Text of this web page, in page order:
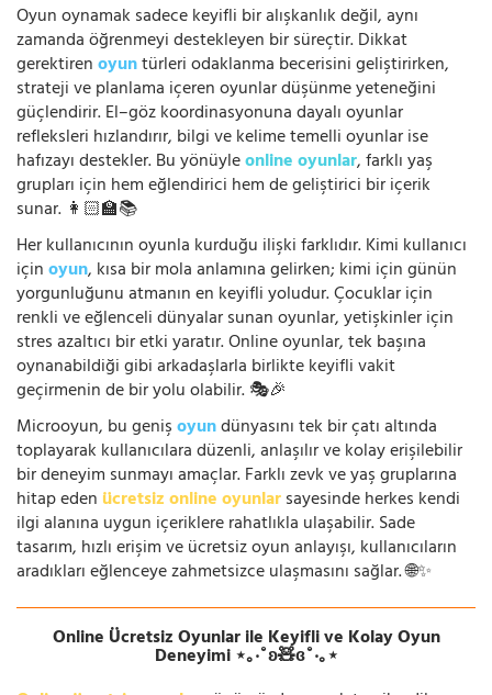
Oyun oynamak sadece keyifli bir alışkanlık değil, aynı
zamanda öğrenmeyi destekleyen bir süreçtir. Dikkat
gerektirenoyuntürleri odaklanma becerisini geliştirirken,
strateji ve planlama içeren oyunlar düşünme yeteneğini
güçlendirir. El–göz koordinasyonuna dayalı oyunlar
refleksleri hızlandırır, bilgi ve kelime temelli oyunlar ise
hafızayı destekler. Bu yönüyleonline oyunlar, farklı yaş
grupları için hem eğlendirici hem de geliştirici bir içerik
sunar. 👩🏻‍🏫📚
Her kullanıcının oyunla kurduğu ilişki farklıdır. Kimi kullanıcı
içinoyun, kısa bir mola anlamına gelirken; kimi için günün
yorgunluğunu atmanın en keyifli yoludur. Çocuklar için
renkli ve eğlenceli dünyalar sunan oyunlar, yetişkinler için
stres azaltıcı bir etki yaratır. Online oyunlar, tek başına
oynanabildiği gibi arkadaşlarla birlikte keyifli vakit
geçirmenin de bir yolu olabilir. 🎭🎉
Microoyun, bu genişoyundünyasını tek bir çatı altında
toplayarak kullanıcılara düzenli, anlaşılır ve kolay erişilebilir
bir deneyim sunmayı amaçlar. Farklı zevk ve yaş gruplarına
hitap eden ücretsiz online oyunlarsayesinde herkes kendi
ilgi alanına uygun içeriklere rahatlıkla ulaşabilir. Sade
tasarım, hızlı erişim ve ücretsiz oyun anlayışı, kullanıcıların
aradıkları eğlenceye zahmetsizce ulaşmasını sağlar. 🌐✨
Online Ücretsiz Oyunlar ile Keyifli ve Kolay Oyun
Deneyimi ⋆｡‧˚ʚ🧸ɞ˚‧｡⋆